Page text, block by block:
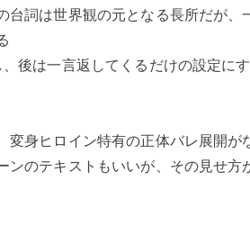
台詞は世界観の元となる長所だが
後は一言返してくるだけの設定に
変身ヒロイン特有の正体バレ展開が
ンのテキストもいいが、その見せ